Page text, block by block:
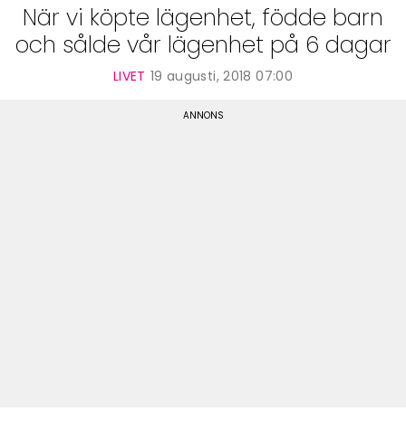
När vi köpte lägenhet, födde barn
och sålde vår lägenhet på 6 dagar
LIVET 19 augusti, 2018 07:00